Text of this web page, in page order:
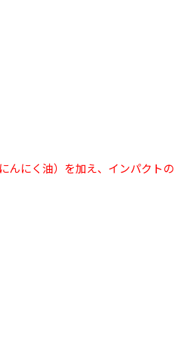
んにく油）を加え、インパクトの